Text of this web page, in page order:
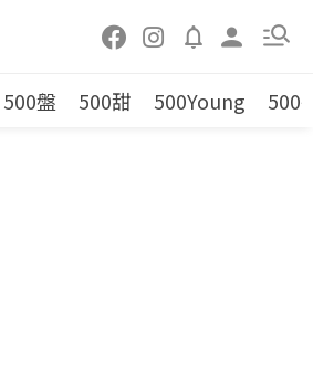
500盤 500甜 500Young 500